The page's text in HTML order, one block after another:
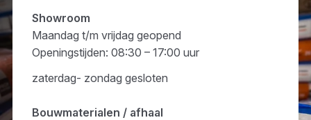
Showroom
Maandag t/m vrijdag geopend
Openingstijden: 08:30 – 17:00 uur
zaterdag- zondag gesloten
Bouwmaterialen / afhaal